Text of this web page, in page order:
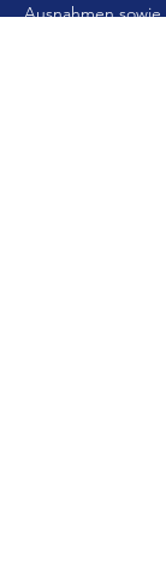
Ausnahmen